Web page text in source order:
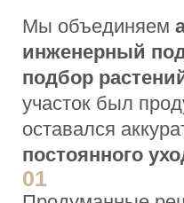
до участков с
05
Полный цикл:
реализация и